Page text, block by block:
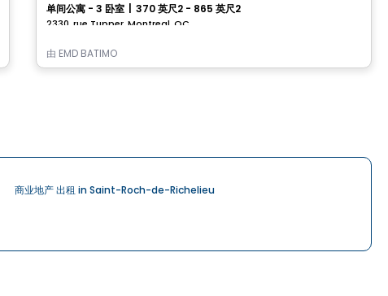
单间公寓 - 3 卧室 370 英尺2 - 865 英尺2
2330, rue Tupper, Montreal, QC
由 EMD BATIMO
商业地产 出租 in Saint-Roch-de-Richelieu